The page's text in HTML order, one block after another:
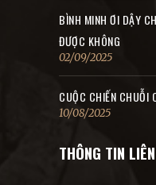
BÌNH MINH ƠI DẬY
ĐƯỢC KHÔNG
02/09/2025
CUỘC CHIẾN CHUỖI
10/08/2025
THÔNG TIN